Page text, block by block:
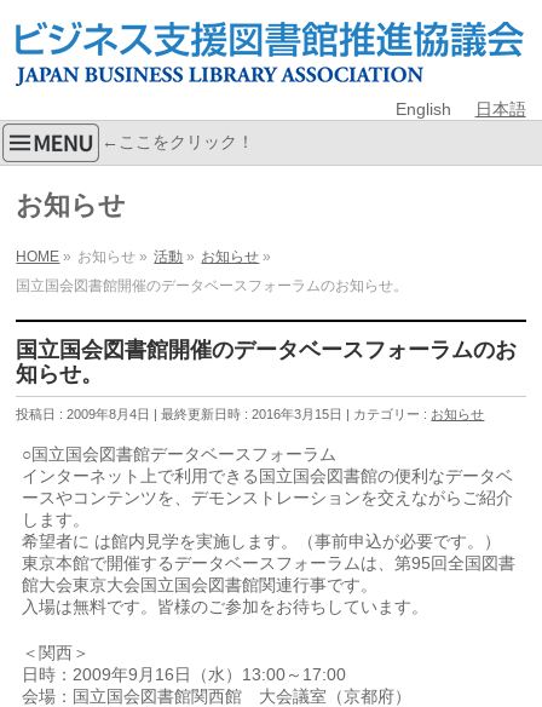
English 日本語
←ここをクリック！
お知らせ
HOME » お知らせ » 活動 » お知らせ »
国立国会図書館開催のデータベースフォーラムのお知らせ。
国立国会図書館開催のデータベースフォーラムのお
知らせ。
投稿日 : 2009年8月4日 最終更新日時 : 2016年3月15日 カテゴリー : お知らせ
○国立国会図書館データベースフォーラム
インターネット上で利用できる国立国会図書館の便利なデータベ
ースやコンテンツを、デモンストレーションを交えながらご紹介
します。
希望者に は館内見学を実施します。（事前申込が必要です。）
東京本館で開催するデータベースフォーラムは、第95回全国図書
館大会東京大会国立国会図書館関連行事です。
入場は無料です。皆様のご参加をお待ちしています。
＜関西＞
日時：2009年9月16日（水）13:00～17:00
会場：国立国会図書館関西館 大会議室（京都府）